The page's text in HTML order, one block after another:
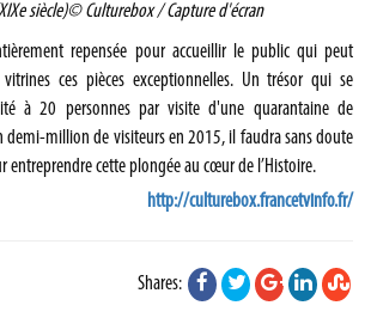
siècle)© Culturebox / Capture d'écran
repensée pour accueillir le public qui peut
ces pièces exceptionnelles. Un trésor qui se
à 20 personnes par visite d'une quarantaine de
demi-million de visiteurs en 2015, il faudra sans doute
entreprendre cette plongée au cœur de l’Histoire.
http://culturebox.francetvinfo.fr/
Shares: